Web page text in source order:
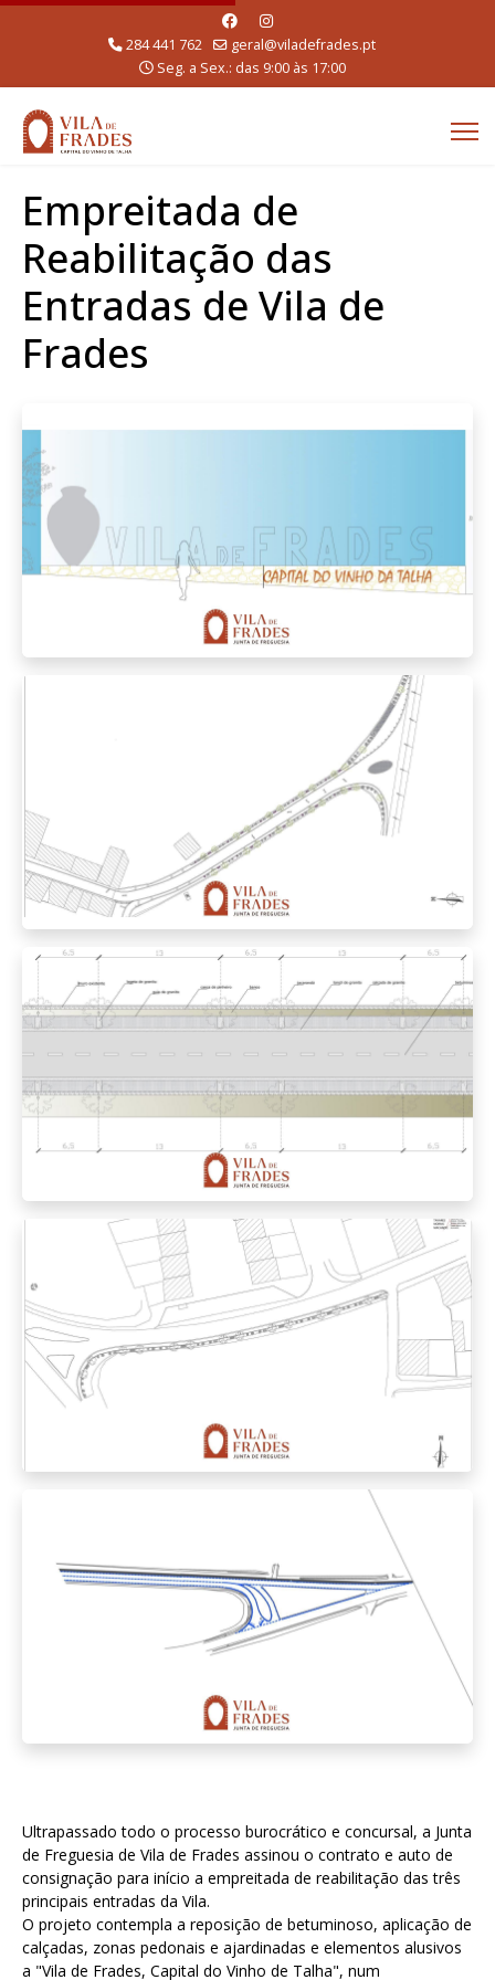
284 441 762
geral@viladefrades.pt
Seg. a Sex.: das 9:00 às 17:00
Empreitada de
Reabilitação das
Entradas de Vila de
Frades
Ultrapassado todo o processo burocrático e concursal, a Junta
de Freguesia de Vila de Frades assinou o contrato e auto de
consignação para início a empreitada de reabilitação das três
principais entradas da Vila.
O projeto contempla a reposição de betuminoso, aplicação de
calçadas, zonas pedonais e ajardinadas e elementos alusivos
a "Vila de Frades, Capital do Vinho de Talha", num